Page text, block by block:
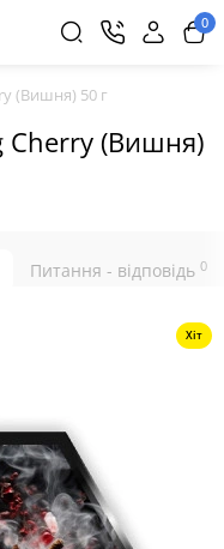
0
(Вишня) 50 г
Cherry (Вишня)
Питання - відповідь 0
Хіт